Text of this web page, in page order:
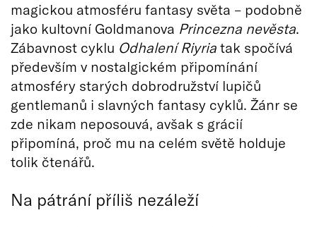
magickou atmosféru fantasy světa – podobně
jako kultovní Goldmanova Princezna nevěsta.
Zábavnost cyklu Odhalení Riyria tak spočívá
především v nostalgickém připomínání
atmosféry starých dobrodružství lupičů
gentlemanů i slavných fantasy cyklů. Žánr se
zde nikam neposouvá, avšak s grácií
připomíná, proč mu na celém světě holduje
tolik čtenářů.
Na pátrání příliš nezáleží